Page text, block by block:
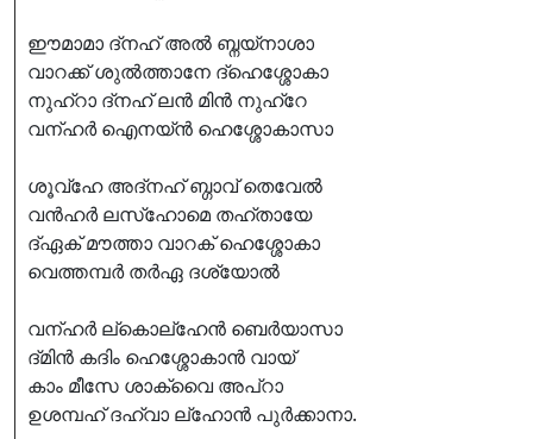
ഈമാമാ ദ്നഹ് അൽ ബ്നയ്നാശാ
വാറക്ക് ശുൽത്താനേ ദ്ഹെശ്ശോകാ
നുഹ്റാ ദ്നഹ് ലൻ മിൻ നുഹ്റേ
വന്ഹർ ഐനയ്ൻ ഹെശ്ശോകാസാ
ശൂവ്ഹേ അദ്നഹ് ബ്ഗാവ് തെവേൽ
വൻഹർ ലസ്ഹോമെ തഹ്തായേ
ദ്ഏക് മൗത്താ വാറക് ഹെശ്ശോകാ
വെത്തമ്പർ തർഏ ദശ്യോൽ
വന്ഹർ ല്കൊല്ഹേൻ ബെർയാസാ
ദ്മിൻ കദിം ഹെശ്ശോകാൻ വായ്
കാം മീസേ ശാക്വൈ അപ്റാ
ഉശമ്പഹ് ദഹ്വാ ല്ഹോൻ പുർക്കാനാ.